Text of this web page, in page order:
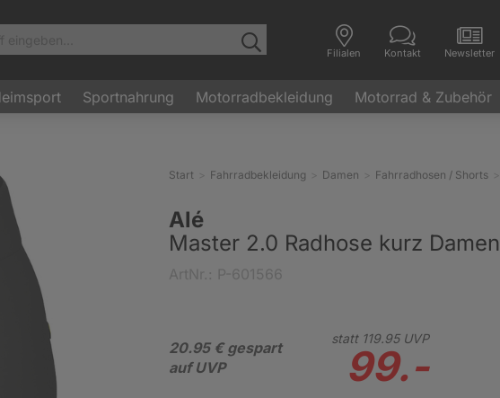
Filialen Kontakt Newsletter
Sportnahrung Motorradbekleidung Motorrad & Zubehör
Start Fahrradbekleidung Damen Fahrradhosen / Shorts
Alé
Master 2.0 Radhose kurz Damen
20.95 € gespart
auf UVP
statt 119.95UVP
99.-